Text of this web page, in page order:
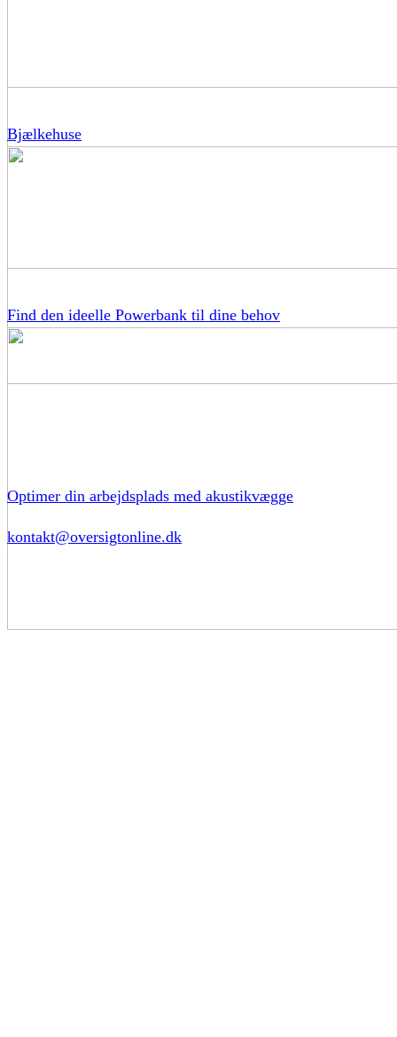
Bjælkehuse
Find den ideelle Powerbank til dine behov
Optimer din arbejdsplads med akustikvægge
kontakt@oversigtonline.dk